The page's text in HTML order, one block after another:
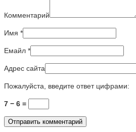
Комментарий
Имя *
Емайл *
Адрес сайта
Пожалуйста, введите ответ цифрами:
7 − 6 =